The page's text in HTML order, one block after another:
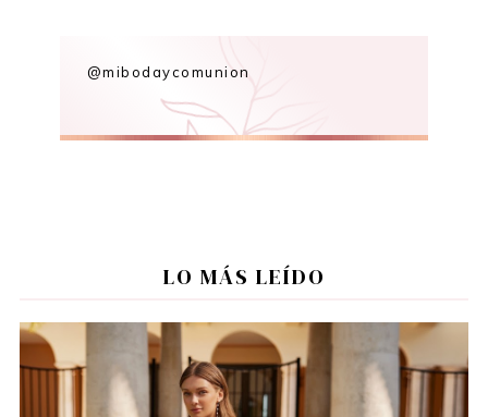
@mibodaycomunion
LO MÁS LEÍDO